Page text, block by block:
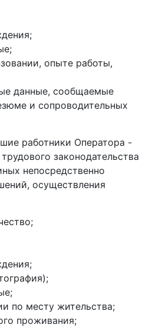
опыте работы,
данные, сообщаемые
и сопроводительных
работники Оператора -
законодательства
непосредственно
осуществления
по месту жительства;
проживания;